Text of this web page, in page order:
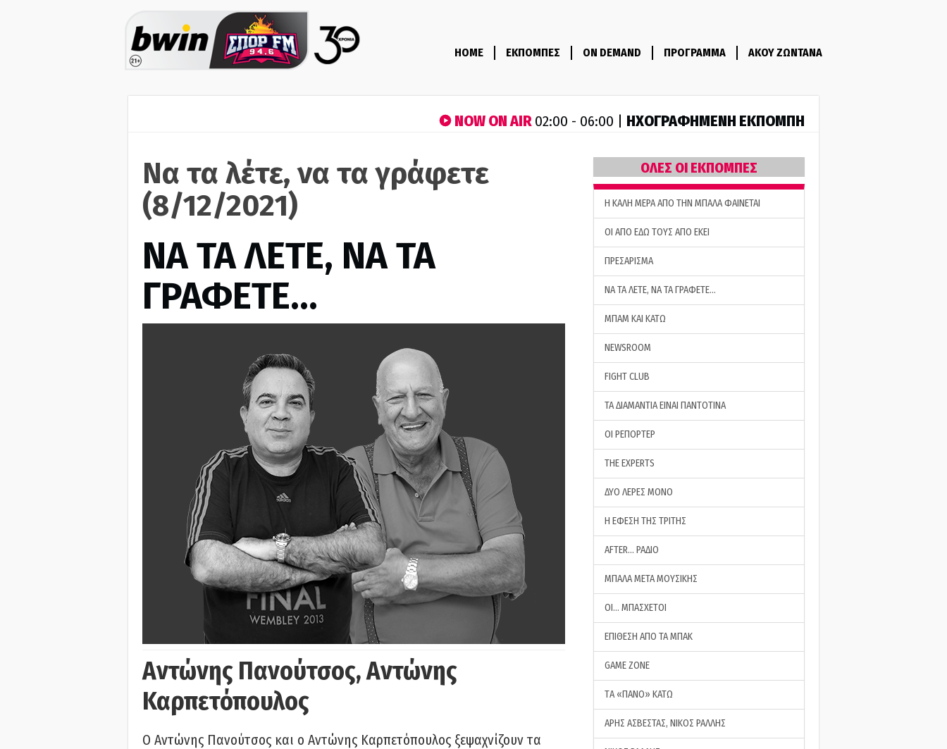
HOME ΕΚΠΟΜΠΕΣ ON DEMAND ΠΡΟΓΡΑΜΜΑ ΑΚΟΥ ΖΩΝΤΑΝΑ
NOW ON AIR02:00 - 06:00 | ΗΧΟΓΡΑΦΗΜΕΝΗ ΕΚΠΟΜΠΗ
Να τα λέτε, να τα γράφετε
(8/12/2021)
ΝΑ ΤΑ ΛΕΤΕ, ΝΑ ΤΑ
ΓΡΑΦΕΤΕ…
Αντώνης Πανούτσος, Αντώνης
Καρπετόπουλος
Ο Αντώνης Πανούτσος και ο Αντώνης Καρπετόπουλος ξεψαχνίζουν τα
ΟΛΕΣ ΟΙ ΕΚΠΟΜΠΕΣ
H ΚΑΛΗ ΜΕΡΑ ΑΠΟ ΤΗΝ ΜΠΑΛΑ ΦΑΙΝΕΤΑΙ
ΟΙ ΑΠΟ ΕΔΩ ΤΟΥΣ ΑΠΟ ΕΚΕΙ
ΠΡΕΣΑΡΙΣΜΑ
ΝΑ ΤΑ ΛΕΤΕ, ΝΑ ΤΑ ΓΡΑΦΕΤΕ…
ΜΠΑΜ ΚΑΙ ΚΑΤΩ
NEWSROOM
FIGHT CLUB
ΤΑ ΔΙΑΜΑΝΤΙΑ ΕΙΝΑΙ ΠΑΝΤΟΤΙΝΑ
ΟΙ ΡΕΠΟΡΤΕΡ
THE EXPERTS
ΔΥΟ ΛΕΡΕΣ ΜΟΝΟ
Η ΕΦΕΣΗ ΤΗΣ ΤΡΙΤΗΣ
AFTER… ΡΑΔΙΟ
ΜΠΑΛΑ ΜΕΤΑ ΜΟΥΣΙΚΗΣ
ΟΙ… ΜΠΑΣΧΕΤΟΙ
ΕΠΙΘΕΣΗ ΑΠΟ ΤΑ ΜΠΑΚ
GAME ZONE
ΤA «ΠΑΝΟ» ΚΑΤΩ
ΑΡΗΣ ΑΣΒΕΣΤΑΣ, ΝΙΚΟΣ ΡΑΛΛΗΣ